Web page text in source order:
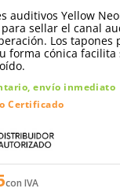
auditivos Yellow
sellar el canal
Los
forma cónica
envío inmediato
Certificado
con IVA